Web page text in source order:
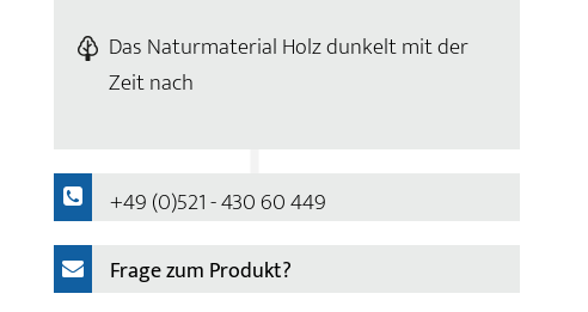
Das Naturmaterial Holz dunkelt mit der
Zeit nach
+49 (0)521 - 430 60 449
Frage zum Produkt?